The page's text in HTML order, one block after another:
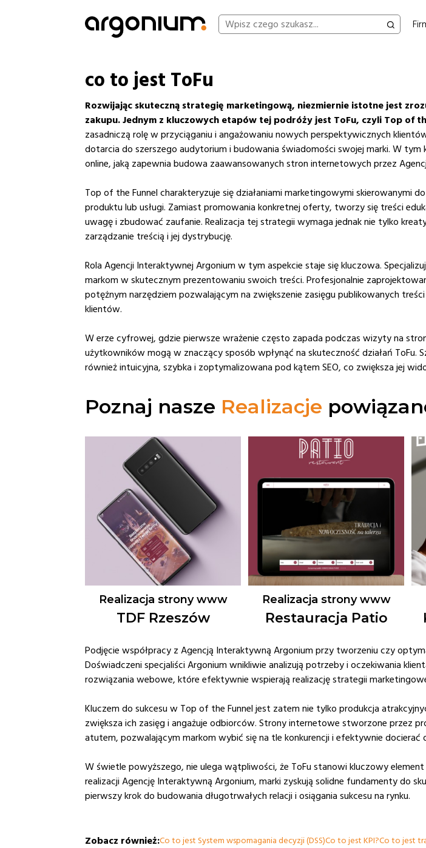
co to jest ToFu
Rozwijając skuteczną strategię marketingową, niezmiernie istotne jest
zakupu.Jednym z kluczowych etapów tej podróży jest ToFu, czyli Top of
zasadniczą rolę w przyciąganiu i angażowaniu nowych perspektywicznych
dotarcia do szerszego audytorium i budowania świadomości swojej marki. W
online, jaką zapewnia budowa zaawansowanych stron internetowych przez
Top of the Funnel charakteryzuje się działaniami marketingowymi skierowanymi
produktu lub usługi. Zamiast promowania konkretnej oferty, tworzy się treści
uwagę i zbudować zaufanie. Realizacja tej strategii wymaga jednak nie tylko
zarządzanie treścią i jej dystrybucję.
Rola Agencji Interaktywnej Argonium w tym aspekcie staje się kluczowa.
markom w skutecznym prezentowaniu swoich treści. Profesjonalnie
potężnym narzędziem pozwalającym na zwiększenie zasięgu publikowanych
klientów.
W erze cyfrowej, gdzie pierwsze wrażenie często zapada podczas wizyty na
użytkowników mogą w znaczący sposób wpłynąć na skuteczność działań
również intuicyjna, szybka i zoptymalizowana pod kątem SEO, co zwiększa jej
Poznaj nasze Realizacje
Realizacja strony www
TDF Rzeszów
Realizacja strony www
Restauracja Patio
Podjęcie współpracy z Agencją Interaktywną Argonium przy tworzeniu czy
Doświadczeni specjaliści Argonium wnikliwie analizują potrzeby i oczekiwania
rozwiązania webowe, które efektywnie wspierają realizację strategii
Kluczem do sukcesu w Top of the Funnel jest zatem nie tylko produkcja
zwiększa ich zasięg i angażuje odbiorców. Strony internetowe stworzone przez
atutem, pozwalającym markom wybić się na tle konkurencji i efektywnie
W świetle powyższego, nie ulega wątpliwości, że ToFu stanowi kluczowy
realizacji Agencję Interaktywną Argonium, marki zyskują solidne fundamenty do
pierwszy krok do budowania długotrwałych relacji i osiągania sukcesu na rynku.
Zobacz również:Co to jest System wspomagania decyzji (DSS)Co to jest KPI?Co to jest